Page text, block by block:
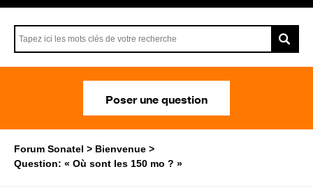
Poser une question
Forum Sonatel
Bienvenue
Question: « Où sont les 150 mo ? »